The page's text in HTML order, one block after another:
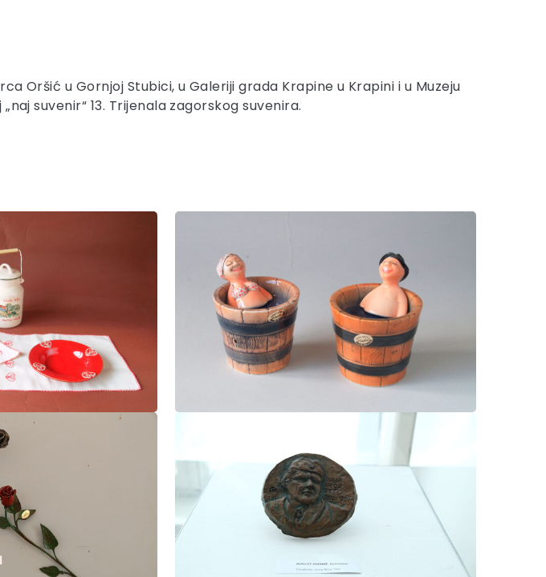
Oršić u Gornjoj Stubici, u Galeriji grada Krapine u Krapini i u Muzeju
suvenir“ 13. Trijenala zagorskog suvenira.